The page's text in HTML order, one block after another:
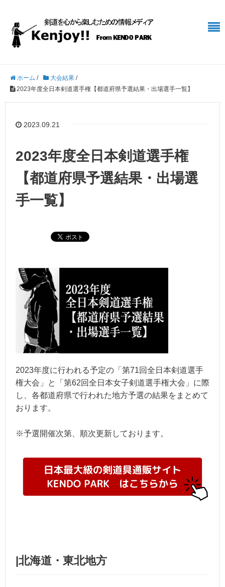
ホーム / 大会結果 /
2023年度全日本剣道選手権【都道府県予選結果・出場選手一覧】
2023.09.21
2023年度全日本剣道選手権
【都道府県予選結果・出場選
手一覧】
2023年度に行われる予定の「第71回全日本剣道選手
権大会」と「第62回全日本女子剣道選手権大会」に際
し、各都道府県で行われた地方予選の結果をまとめて
おります。
※予選開催次第、順次更新しております。
|北海道・ 東北地方